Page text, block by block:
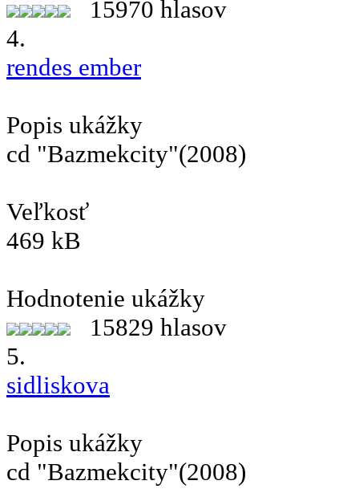
15970 hlasov
4.
rendes ember
Popis ukážky
cd "Bazmekcity"(2008)
Veľkosť
469 kB
Hodnotenie ukážky
15829 hlasov
5.
sidliskova
Popis ukážky
cd "Bazmekcity"(2008)